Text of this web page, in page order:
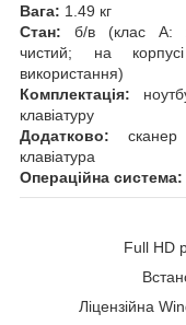
Вага: 1.49 кг
Стан: б/в (клас А:
чистий; на
використання)
Комплектація:
клавіатуру
Додатково: сканер
клавіатура
Операційна система:
Full HD
Ліцензійна